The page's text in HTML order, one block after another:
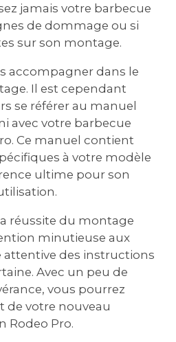
jamais votre barbecue
de dommage ou si
sur son montage.
accompagner dans le
Il est cependant
se référer au manuel
avec votre barbecue
Ce manuel contient
à votre modèle
ultime pour son
réussite du montage
minutieuse aux
attentive des instructions
Avec un peu de
vous pourrez
de votre nouveau
Rodeo Pro.